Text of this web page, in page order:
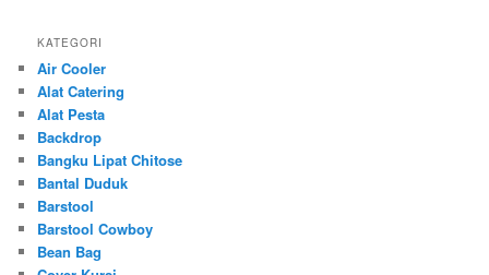
KATEGORI
Air Cooler
Alat Catering
Alat Pesta
Backdrop
Bangku Lipat Chitose
Bantal Duduk
Barstool
Barstool Cowboy
Bean Bag